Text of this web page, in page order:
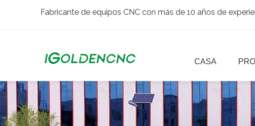
Fabricante de equipos CNC con más de 10 años de
CASA